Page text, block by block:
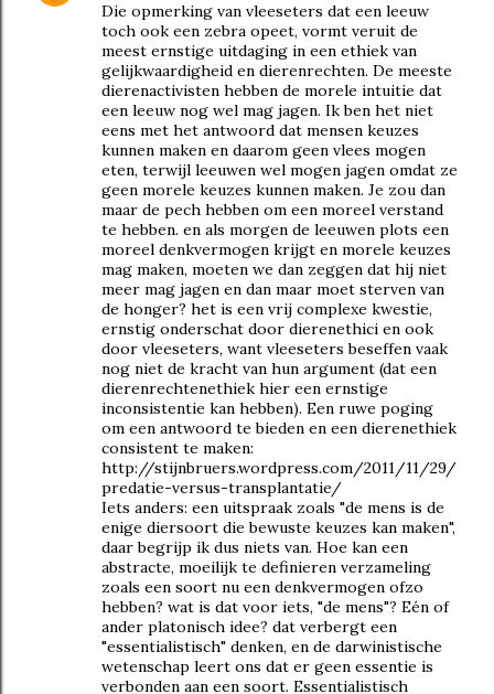
Die opmerking van vleeseters dat een leeuw
toch ook een zebra opeet, vormt veruit de
meest ernstige uitdaging in een ethiek van
gelijkwaardigheid en dierenrechten. De meeste
dierenactivisten hebben de morele intuitie dat
een leeuw nog wel mag jagen. Ik ben het niet
eens met het antwoord dat mensen keuzes
kunnen maken en daarom geen vlees mogen
eten, terwijl leeuwen wel mogen jagen omdat ze
geen morele keuzes kunnen maken. Je zou dan
maar de pech hebben om een moreel verstand
te hebben. en als morgen de leeuwen plots een
moreel denkvermogen krijgt en morele keuzes
mag maken, moeten we dan zeggen dat hij niet
meer mag jagen en dan maar moet sterven van
de honger? het is een vrij complexe kwestie,
ernstig onderschat door dierenethici en ook
door vleeseters, want vleeseters beseffen vaak
nog niet de kracht van hun argument (dat een
dierenrechtenethiek hier een ernstige
inconsistentie kan hebben). Een ruwe poging
om een antwoord te bieden en een dierenethiek
consistent te maken:
http://stijnbruers.wordpress.com/2011/11/29/
predatie-versus-transplantatie/
Iets anders: een uitspraak zoals "de mens is de
enige diersoort die bewuste keuzes kan maken",
daar begrijp ik dus niets van. Hoe kan een
abstracte, moeilijk te definieren verzameling
zoals een soort nu een denkvermogen ofzo
hebben? wat is dat voor iets, "de mens"? Eén of
ander platonisch idee? dat verbergt een
"essentialistisch" denken, en de darwinistische
wetenschap leert ons dat er geen essentie is
verbonden aan een soort. Essentialistisch